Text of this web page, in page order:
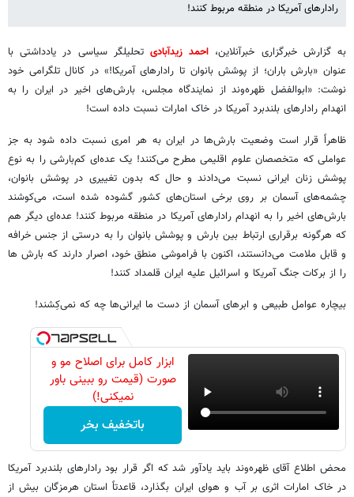
رادارهای آمریکا در منطقه مربوط کنند!
به گزارش خبرگزاری خبرآنلاین، احمد زیدآبادی تحلیلگر سیاسی در یادداشتی با
عنوان «بارش باران؛ از پوشش بانوان تا رادارهای آمریکا!» در کانال تلگرامی خود
نوشت: «ابوالفضل ظهره‌وند از نمایندگاه مجلس، بارش‌های اخیر در ایران را به
انهدام رادارهای بلندبرد آمریکا در خاک امارات نسبت داده است!
ظاهراً قرار است وضعیت بارش‌ها در ایران به هر امری نسبت داده شود به جز
عواملی که متخصصان علوم اقلیمی مطرح می‌کنند! یک عده‌ای کم‌بارشی را به نوع
پوشش زنان ایرانی نسبت می‌دادند و حال که بدون تغییری در پوشش بانوان،
چشمه‌های آسمان بر روی برخی استان‌های کشور گشوده شده است، می‌کوشند
بارش‌های اخیر را به انهدام رادارهای آمریکا در منطقه مربوط کنند! عده‌ای دیگر هم
که هرگونه برقراری ارتباط بین بارش و پوشش بانوان را به درستی از جنس خرافه
و قابل ملامت می‌دانستند، اکنون با فراموشی منطق خود، اصرار دارند که بارش ها
را از برکات جنگ آمریکا و اسرائیل علیه ایران قلمداد کنند!
بیچاره عوامل طبیعی و ابرهای آسمان از دست ما ایرانی‌ها چه که نمی‌کِشند!
ابزار کامل برای اصلاح مو و
صورت (قیمت رو ببینی باور
نمیکنی!)
باتخفیف بخر
محض اطلاع آقای ظهره‌وند باید یادآور شد که اگر قرار بود رادارهای بلندبرد آمریکا
در خاک امارات اثری بر آب و هوای ایران بگذارد، قاعدتاً استان هرمزگان بیش از